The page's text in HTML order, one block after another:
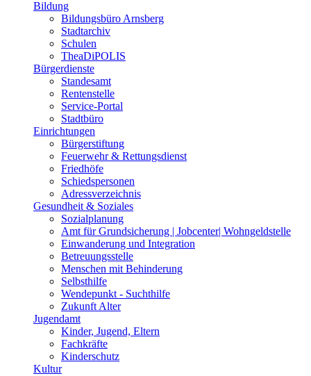
Bildung
Bildungsbüro Arnsberg
Stadtarchiv
Schulen
TheaDiPOLIS
Bürgerdienste
Standesamt
Rentenstelle
Service-Portal
Stadtbüro
Einrichtungen
Bürgerstiftung
Feuerwehr & Rettungsdienst
Friedhöfe
Schiedspersonen
Adressverzeichnis
Gesundheit & Soziales
Sozialplanung
Amt für Grundsicherung | Jobcenter| Wohngeldstelle
Einwanderung und Integration
Betreuungsstelle
Menschen mit Behinderung
Selbsthilfe
Wendepunkt - Suchthilfe
Zukunft Alter
Jugendamt
Kinder, Jugend, Eltern
Fachkräfte
Kinderschutz
Kultur